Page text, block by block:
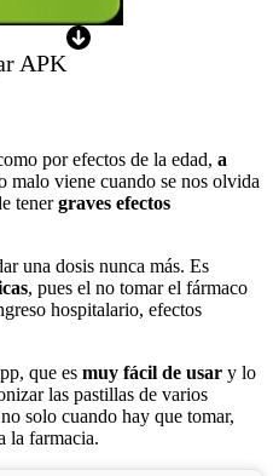
APK
por efectos de la edad, a
malo viene cuando se nos olvida
tenergraves efectos
una dosis nunca más. Es
, pues el no tomar el fármaco
hospitalario, efectos
que es muy fácil de usar y lo
las pastillas de varios
solo cuando hay que tomar,
la farmacia.